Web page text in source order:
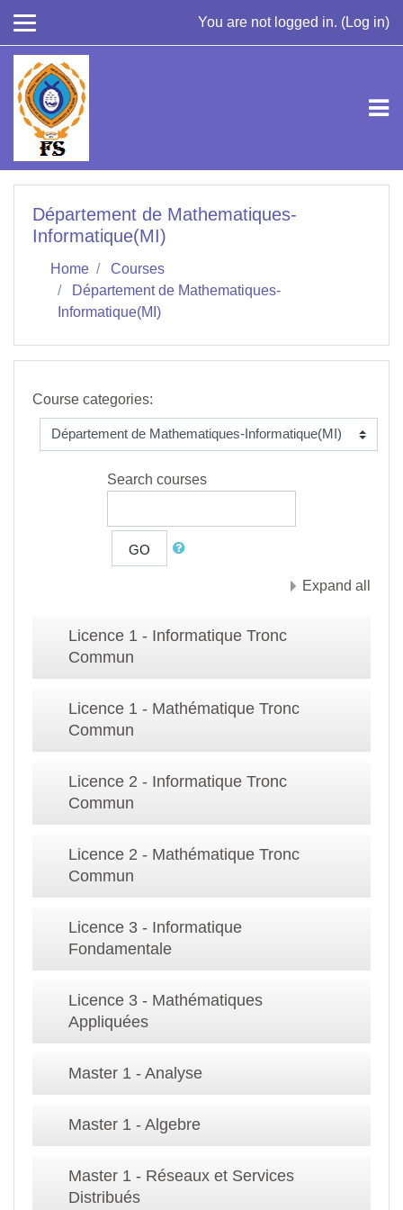
You are not logged in. (Log in)
Département de Mathematiques-
Informatique(MI)
Home
Courses
Département de Mathematiques-
Informatique(MI)
Course categories:
Search courses
GO
Expand all
Licence 1 - Informatique Tronc
Commun
Licence 1 - Mathématique Tronc
Commun
Licence 2 - Informatique Tronc
Commun
Licence 2 - Mathématique Tronc
Commun
Licence 3 - Informatique
Fondamentale
Licence 3 - Mathématiques
Appliquées
Master 1 - Analyse
Master 1 - Algebre
Master 1 - Réseaux et Services
Distribués